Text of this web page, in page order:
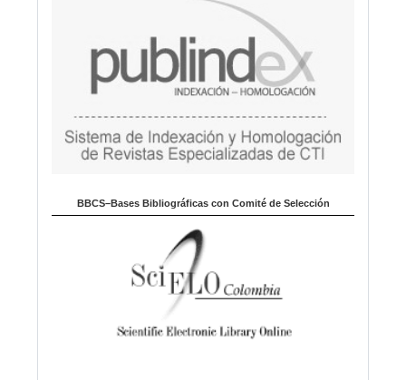
BBCS–Bases Bibliográficas con Comité de Selección